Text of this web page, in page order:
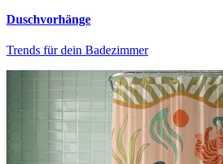
Duschvorhänge
Trends für dein Badezimmer